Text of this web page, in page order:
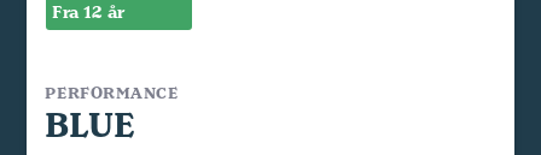
Fra 12 år
PERFORMANCE
BLUE